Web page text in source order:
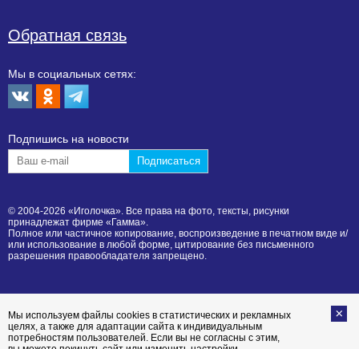
Обратная связь
Мы в социальных сетях:
Подпишиcь на новости
© 2004-2026 «Иголочка». Все права на фото, тексты, рисунки
принадлежат фирме «Гамма».
Полное или частичное копирование, воспроизведение в печатном виде и/
или использование в любой форме, цитирование без письменного
разрешения правообладателя запрещено.
Мы используем файлы cookies в статистических и рекламных
целях, а также для адаптации сайта к индивидуальным
потребностям пользователей. Если вы не согласны с этим,